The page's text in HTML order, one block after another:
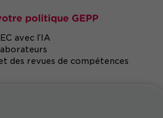
politique GEPP
avec l’IA
des revues de compétences